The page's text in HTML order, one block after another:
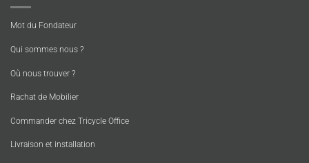
Mot du Fondateur
Qui sommes nous ?
Où nous trouver ?
Rachat de Mobilier
Commander chez Tricycle Office
Livraison et installation